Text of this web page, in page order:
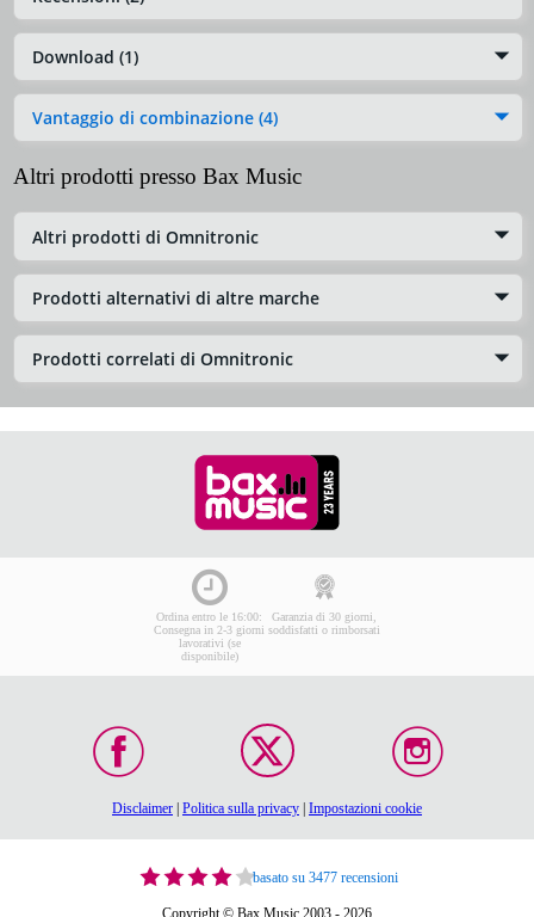
Download (1)
Vantaggio di combinazione (4)
Altri prodotti presso Bax Music
Altri prodotti di Omnitronic
Prodotti alternativi di altre marche
Prodotti correlati di Omnitronic
Ordina entro le 16:00:
Consegna in 2-3 giorni
lavorativi (se
disponibile)
Garanzia di 30 giorni,
soddisfatti o rimborsati
Disclaimer Politica sulla privacy Impostazioni cookie
basato su 3477 recensioni
Copyright © Bax Music 2003 - 2026